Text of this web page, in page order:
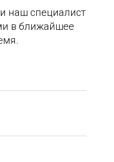
и наш специалист
в ближайшее